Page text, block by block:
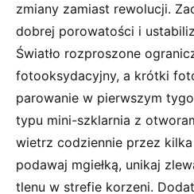
zmiany zamiast rewolucji.
dobrej porowatości i
Światło rozproszone
fotooksydacyjny, a krótki
parowanie w pierwszym
typu mini-szklarnia z
wietrz codziennie przez
podawaj mgiełką, unikaj
tlenu w strefie korzeni.